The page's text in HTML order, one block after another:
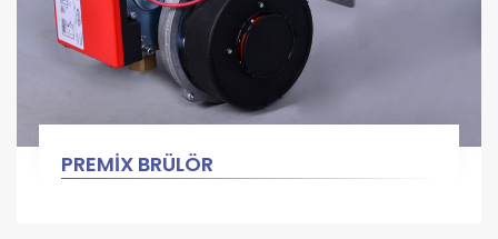
PREMİX BRÜLÖR